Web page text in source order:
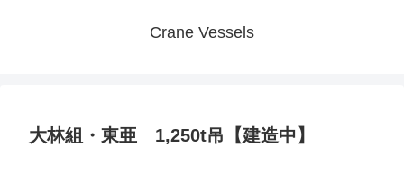
Crane Vessels
大林組・東亜 1,250t吊【建造中】